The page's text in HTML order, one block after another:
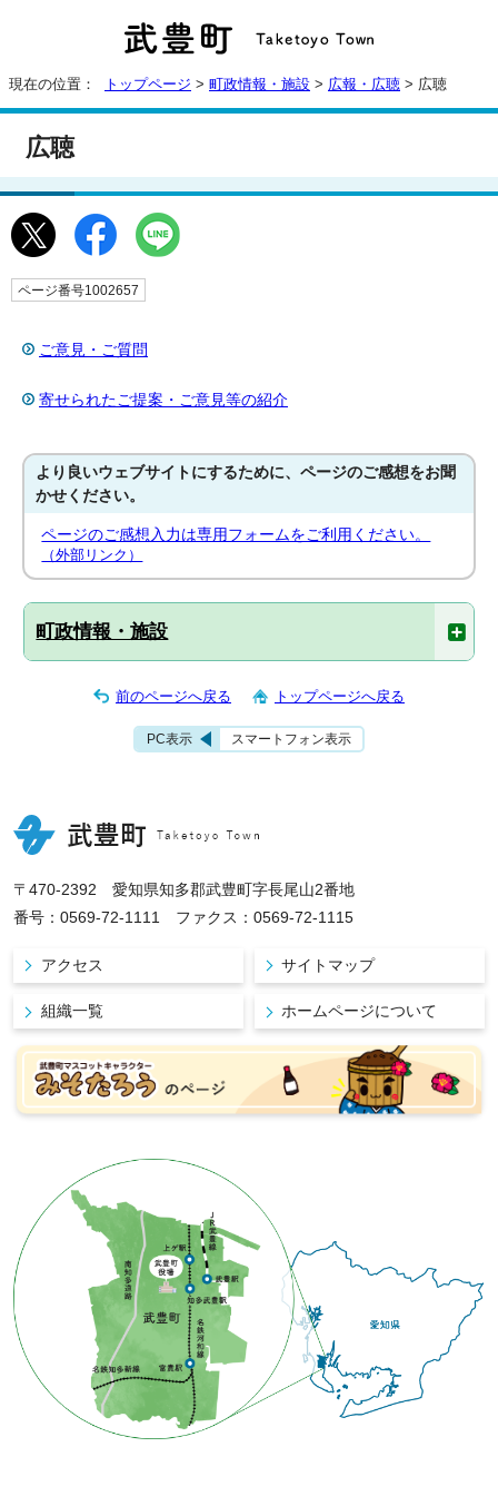
現在の位置： トップページ > 町政情報・施設 > 広報・広聴 > 広聴
広聴
ページ番号1002657
ご意見・ご質問
寄せられたご提案・ご意見等の紹介
より良いウェブサイトにするために、ページのご感想をお聞
かせください。
ページのご感想入力は専用フォームをご利用ください。
（外部リンク）
町政情報・施設
前のページへ戻る トップページへ戻る
PC表示 スマートフォン表示
〒470-2392 愛知県知多郡武豊町字長尾山2番地
番号：0569-72-1111 ファクス：0569-72-1115
アクセス サイトマップ
組織一覧 ホームページについて